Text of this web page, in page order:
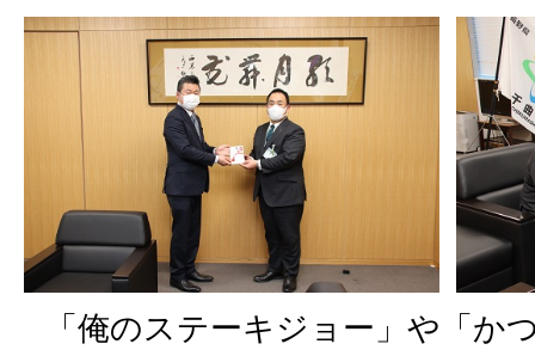
「俺のステーキジョー」や「か